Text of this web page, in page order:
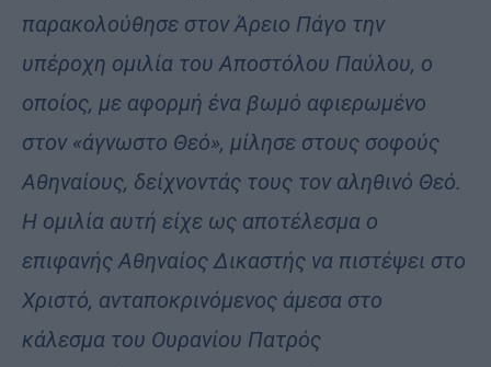
παρακολούθησε στον Άρειο Πάγο την
υπέροχη ομιλία του Αποστόλου Παύλου, ο
οποίος, με αφορμή ένα βωμό αφιερωμένο
στον «άγνωστο Θεό», μίλησε στους σοφούς
Αθηναίους, δείχνοντάς τους τον αληθινό Θεό.
Η ομιλία αυτή είχε ως αποτέλεσμα ο
επιφανής Αθηναίος Δικαστής να πιστέψει στο
Χριστό, ανταποκρινόμενος άμεσα στο
κάλεσμα του Ουρανίου Πατρός